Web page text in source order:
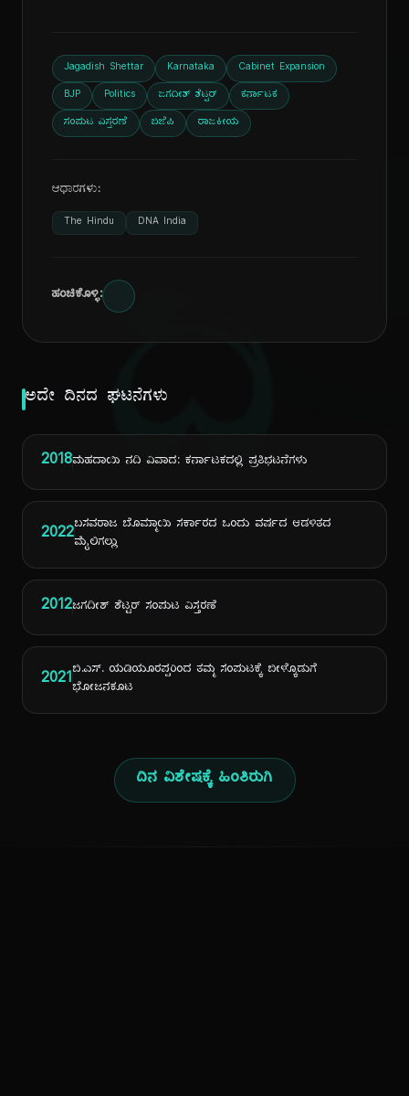
ದಿ
Jagadish Shettar Karnataka Cabinet Expansion
BJP Politics ಜಗದೀಶ್ ಶೆಟ್ಟರ್ ಕರ್ನಾಟಕ
ಸಂಪುಟ ವಿಸ್ತರಣೆ ಬಿಜೆಪಿ ರಾಜಕೀಯ
ಆಧಾರಗಳು:
The Hindu DNA India
ಹಂಚಿಕೊಳ್ಳಿ:
ಅದೇ ದಿನದ ಘಟನೆಗಳು
2018ಮಹದಾಯಿ ನದಿ ವಿವಾದ: ಕರ್ನಾಟಕದಲ್ಲಿ ಪ್ರತಿಭಟನೆಗಳು
2022ಬಸವರಾಜ ಬೊಮ್ಮಾಯಿ ಸರ್ಕಾರದ ಒಂದು ವರ್ಷದ ಆಡಳಿತದ
ಮೈಲಿಗಲ್ಲು
2012ಜಗದೀಶ್ ಶೆಟ್ಟರ್ ಸಂಪುಟ ವಿಸ್ತರಣೆ
2021ಬಿ.ಎಸ್. ಯಡಿಯೂರಪ್ಪರಿಂದ ತಮ್ಮ ಸಂಪುಟಕ್ಕೆ ಬೀಳ್ಕೊಡುಗೆ
ಭೋಜನಕೂಟ
ದಿನ ವಿಶೇಷಕ್ಕೆ ಹಿಂತಿರುಗಿ